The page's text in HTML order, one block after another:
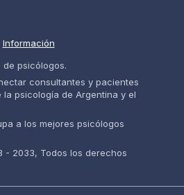
Información
de psicólogos.
consultantes y pacientes
psicología de Argentina y el
a los mejores psicólogos
- 2033, Todos los derechos